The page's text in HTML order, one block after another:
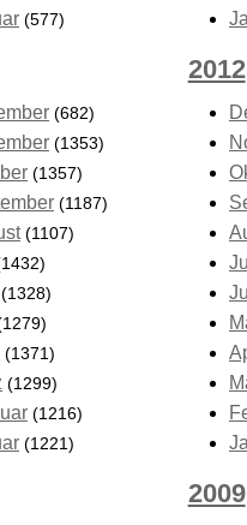
(577)
(682)
(1353)
(1357)
(1187)
(1107)
(1328)
(1371)
(1299)
(1216)
(1221)
2012
2009